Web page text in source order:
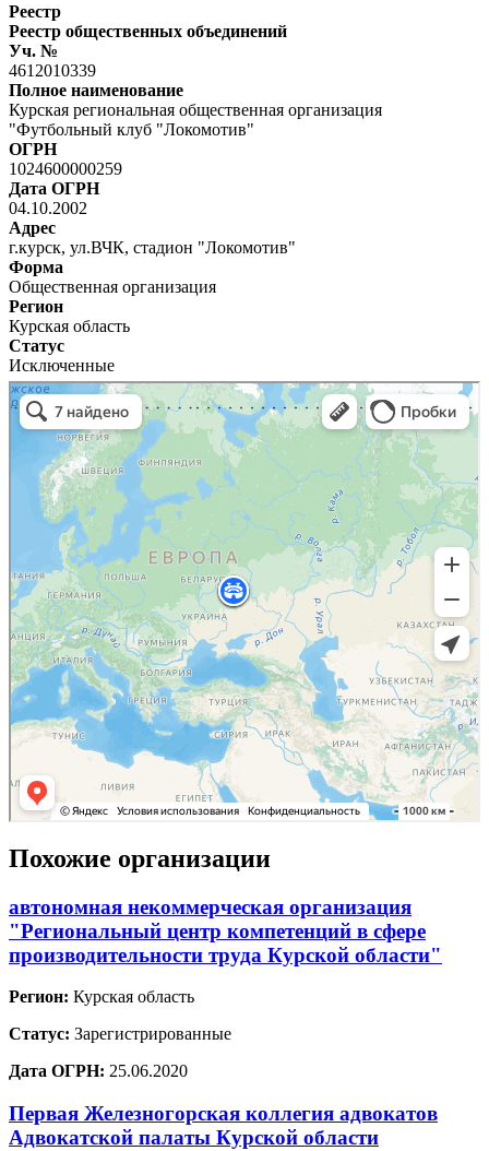
Реестр
Реестр общественных объединений
Уч. №
4612010339
Полное наименование
Курская региональная общественная организация
"Футбольный клуб "Локомотив"
ОГРН
1024600000259
Дата ОГРН
04.10.2002
Адрес
г.курск, ул.ВЧК, стадион "Локомотив"
Форма
Общественная организация
Регион
Курская область
Статус
Исключенные
Похожие организации
автономная некоммерческая организация
"Региональный центр компетенций в сфере
производительности труда Курской области"
Регион: Курская область
Статус: Зарегистрированные
Дата ОГРН: 25.06.2020
Первая Железногорская коллегия адвокатов
Адвокатской палаты Курской области